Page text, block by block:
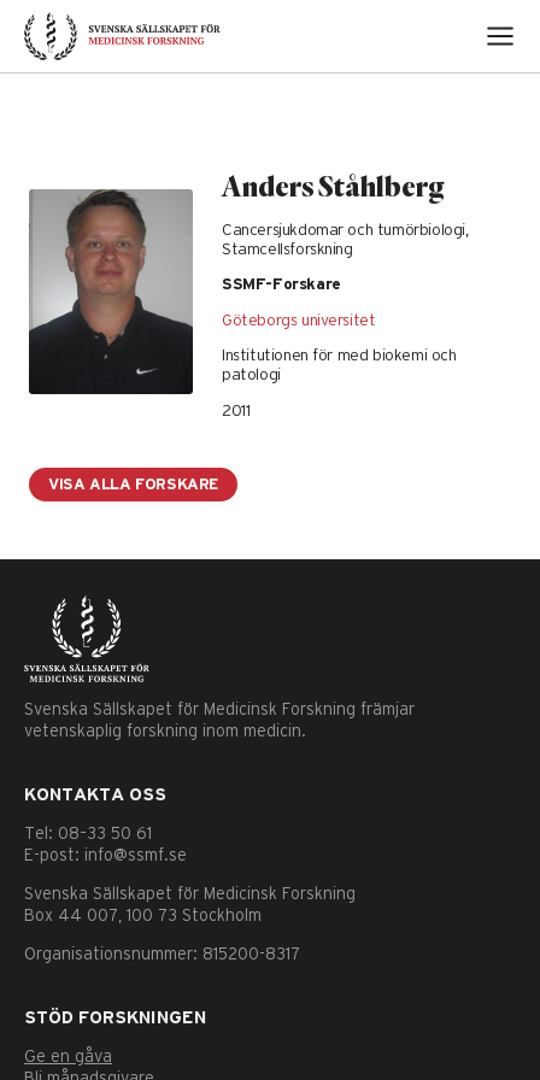
Skip
content
Anders Ståhlberg
Cancersjukdomar och tumörbiologi,
Stamcellsforskning
SSMF-Forskare
Göteborgs universitet
Institutionen för med biokemi och
patologi
2011
VISA ALLA FORSKARE
Svenska Sällskapet för Medicinsk Forskning främjar
vetenskaplig forskning inom medicin.
KONTAKTA OSS
Tel: 08–33 50 61
E-post: info@ssmf.se
Svenska Sällskapet för Medicinsk Forskning
Box 44 007, 100 73 Stockholm
Organisationsnummer: 815200-8317
STÖD FORSKNINGEN
Ge en gåva
Nödvändiga